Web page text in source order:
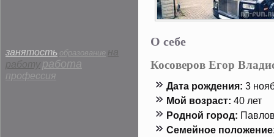
занятость образование на
работу работа
профессия
О себе
Косоверов Егор
Дата рοждения: 3
Мой возраст: 40 лет
Родной горοд:
Семейнοе